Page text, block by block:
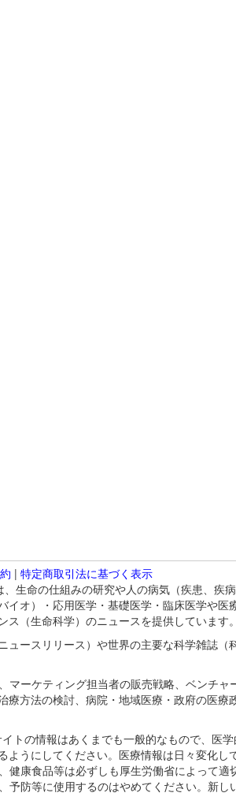
| 特定商取引法に基づく表示
生命の仕組みの研究や人の病気（疾患、疾
オ）・応用医学・基礎医学・臨床医学や
ス（生命科学）のニュースを提供しています
ースリリース）や世界の主要な科学雑誌
ーケティング担当者の販売戦略、ベンチ
方法の検討、病院・地域医療・政府の医
トの情報はあくまでも一般的なもので、医
うにしてください。医療情報は日々変化
康食品等は必ずしも厚生労働省によって
防等に使用するのはやめてください。新